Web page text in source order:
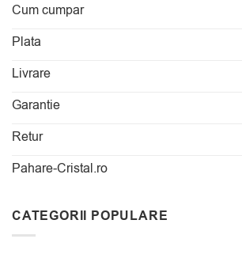
Cum cumpar
Plata
Livrare
Garantie
Retur
Pahare-Cristal.ro
CATEGORII POPULARE